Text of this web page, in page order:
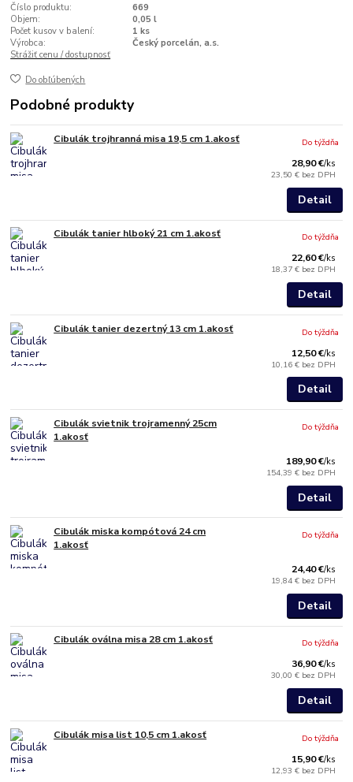
Číslo produktu:
669
Objem:
0,05 l
Počet kusov v balení:
1 ks
Výrobca:
Český porcelán, a.s.
Strážiť cenu / dostupnosť
Do obľúbených
Podobné produkty
Cibulák trojhranná misa 19,5 cm 1.akosť
28,90 €/ks
23,50 € bez DPH
Do týždňa
Detail
Cibulák tanier hlboký 21 cm 1.akosť
22,60 €/ks
18,37 € bez DPH
Do týždňa
Detail
Cibulák tanier dezertný 13 cm 1.akosť
12,50 €/ks
10,16 € bez DPH
Do týždňa
Detail
Cibulák svietnik trojramenný 25cm
1.akosť
189,90 €/ks
154,39 € bez DPH
Do týždňa
Detail
Cibulák miska kompótová 24 cm
1.akosť
24,40 €/ks
19,84 € bez DPH
Do týždňa
Detail
Cibulák oválna misa 28 cm 1.akosť
36,90 €/ks
30,00 € bez DPH
Do týždňa
Detail
Cibulák misa list 10,5 cm 1.akosť
15,90 €/ks
12,93 € bez DPH
Do týždňa